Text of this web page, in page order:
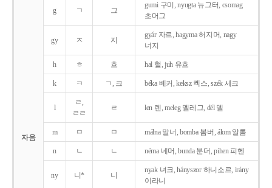
자음
g ㄱ 그
gumi 구미, nyugta 뉴그터, csomag
초머그
gy ㅈ 지
gyár 자르, hagyma 허지머, nagy
너지
h ㅎ 흐 hal 헐, juh 유흐
k ㅋ ㄱ, 크 béka 베커, keksz 켁스, szék 세크
l
ㄹ,
ㄹㄹ
ㄹ len 렌, meleg 멜레그, dél 델
m ㅁ ㅁ málna 말너, bomba 봄버, álom 알롬
n ㄴ ㄴ néma 네머, bunda 분더, pihen 피헨
ny 니* 니
nyak 녀크, hányszor 하니소르, irány
이라니